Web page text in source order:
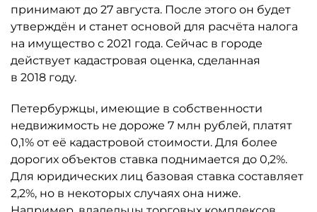
принимают до 27 августа. После этого он будет
утверждён и станет основой для расчёта налога
на имущество с 2021 года. Сейчас в городе
действует кадастровая оценка, сделанная
в 2018 году.
Петербуржцы, имеющие в собственности
недвижимость не дороже 7 млн рублей, платят
0,1% от её кадастровой стоимости. Для более
дорогих объектов ставка поднимается до 0,2%.
Для юридических лиц базовая ставка составляет
2,2%, но в некоторых случаях она ниже.